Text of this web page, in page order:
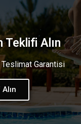
Teklifi Alın
Teslimat Garantisi